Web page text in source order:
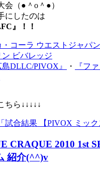
会（●＾o＾●）
にしたのは
』！！
・コーラ ウエストジャパン
ン ビバレッジ
島DLLC/PIVOX』 ・
『フ
ちら↓↓↓↓↓
試合結果 【PIVOX ミック
CRAQUE 2010 1st
紹介(^^)v